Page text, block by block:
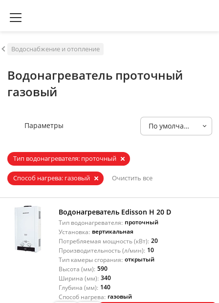
Водоснабжение и отопление
Водонагреватель проточный
газовый
Параметры По умолчанию
Тип водонагревателя: проточный
Способ нагрева: газовый Очистить все
Водонагреватель Edisson H 20 D
Тип водонагревателя: проточный
Установка: вертикальная
Потребляемая мощность (кВт): 20
Производительность (л/мин): 10
Тип камеры сгорания: открытый
Высота (мм): 590
Ширина (мм): 340
Глубина (мм): 140
Способ нагрева: газовый